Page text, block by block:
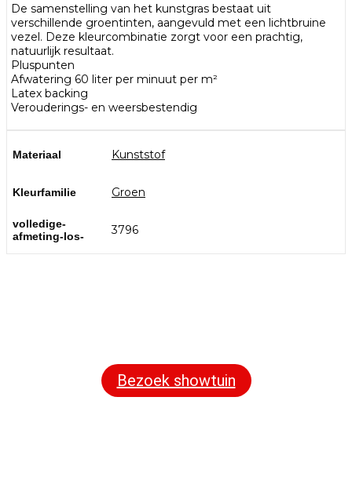
De samenstelling van het kunstgras bestaat uit
verschillende groentinten, aangevuld met een lichtbruine
vezel. Deze kleurcombinatie zorgt voor een prachtig,
natuurlijk resultaat.
Pluspunten
Afwatering 60 liter per minuut per m²
Latex backing
Verouderings- en weersbestendig
Materiaal Kunststof
Kleurfamilie Groen
volledige-
afmeting-los-
3796
Bezoek showtuin